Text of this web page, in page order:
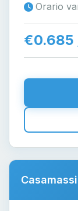
Orario
€0.685